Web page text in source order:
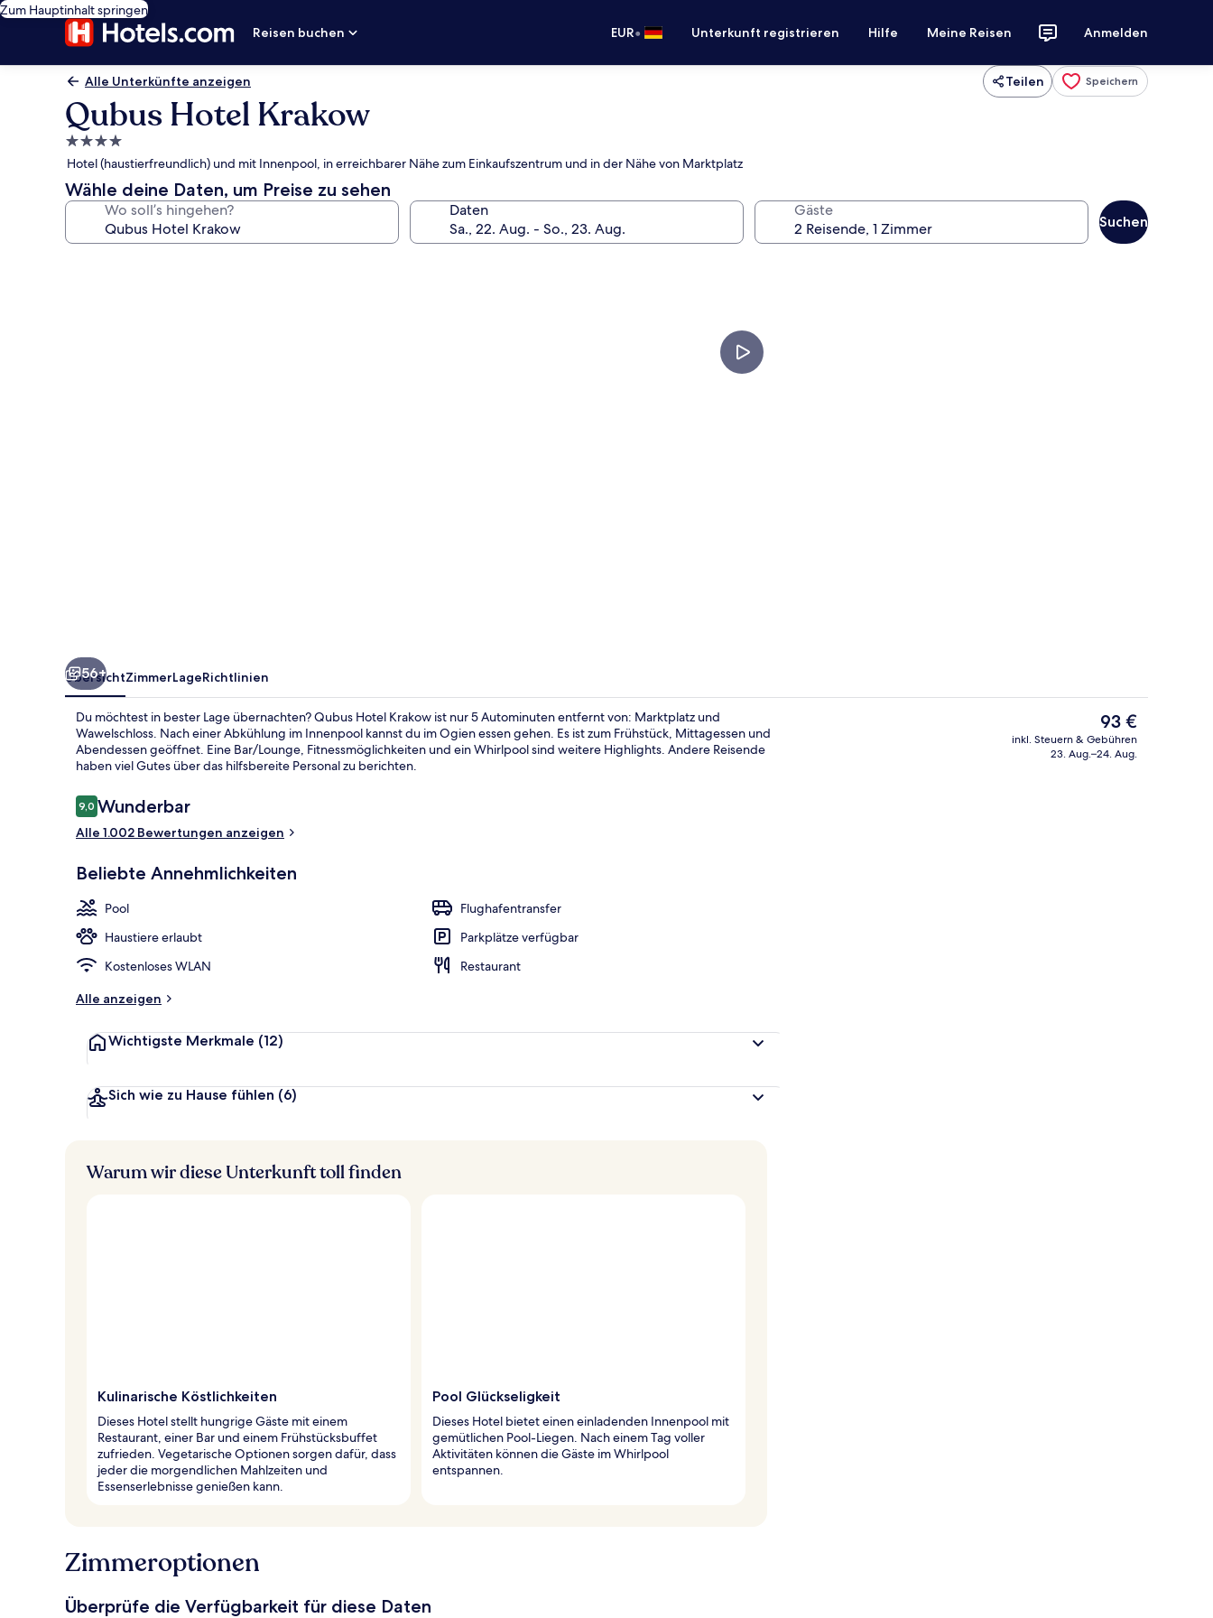
Zum Hauptinhalt springen
Reisen buchen
EUR• Unterkunft registrieren Hilfe Meine Reisen Anmelden
Alle Unterkünfte anzeigen Teilen Speichern
Qubus Hotel Krakow
4.0-
Sterne-
Unterkunft
Hotel (haustierfreundlich) und mit Innenpool, in erreichbarer Nähe zum Einkaufszentrum und in der Nähe von Marktplatz
Wähle deine Daten, um Preise zu sehen
Wo soll’s hingehen? Daten Gäste
Suchen
Sitzecke in der Lobby
56+
ÜbersichtZimmerLageRichtlinien
Du möchtest in bester Lage übernachten? Qubus Hotel Krakow ist nur 5 Autominuten entfernt von: Marktplatz und
Wawelschloss. Nach einer Abkühlung im Innenpool kannst du im Ogien essen gehen. Es ist zum Frühstück, Mittagessen und
Abendessen geöffnet. Eine Bar/Lounge, Fitnessmöglichkeiten und ein Whirlpool sind weitere Highlights. Andere Reisende
haben viel Gutes über das hilfsbereite Personal zu berichten.
Bewertungen
9,09,0 von 10.
Wunderbar
Alle 1.002 Bewertungen anzeigen
Beliebte Annehmlichkeiten
Pool
Flughafentransfer
Haustiere erlaubt
Parkplätze verfügbar
Kostenloses WLAN
Restaurant
Alle anzeigen
Wichtigste Merkmale (12)
Sich wie zu Hause fühlen (6)
Der
aktuelle
Preis
93 €
inkl. Steuern & Gebühren
23. Aug.–24. Aug.
Warum wir diese Unterkunft toll finden
Kulinarische Köstlichkeiten
Dieses Hotel stellt hungrige Gäste mit einem
Restaurant, einer Bar und einem Frühstücksbuffet
zufrieden. Vegetarische Optionen sorgen dafür, dass
jeder die morgendlichen Mahlzeiten und
Essenserlebnisse genießen kann.
Pool Glückseligkeit
Dieses Hotel bietet einen einladenden Innenpool mit
gemütlichen Pool-Liegen. Nach einem Tag voller
Aktivitäten können die Gäste im Whirlpool
entspannen.
Zimmeroptionen
Überprüfe die Verfügbarkeit für diese Daten